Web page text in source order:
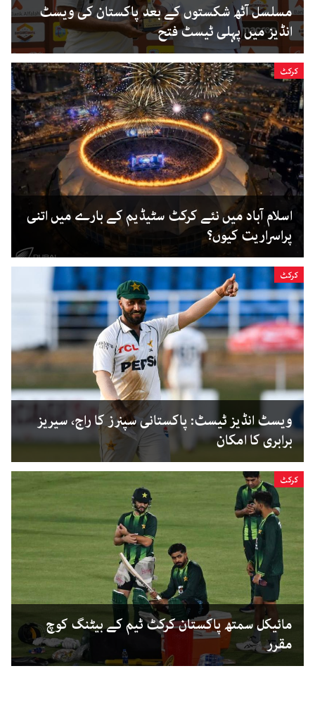
مسلسل آٹھ شکستوں کے بعد پاکستان کی ویسٹ
انڈیز میں پہلی ٹیسٹ فتح
کرکٹ
اسلام آباد میں نئے کرکٹ سٹیڈیم کے بارے میں اتنی
پراسراریت کیوں؟
کرکٹ
ویسٹ انڈیز ٹیسٹ: پاکستانی سپنرز کا راج، سیریز
برابری کا امکان
کرکٹ
مائیکل سمتھ پاکستان کرکٹ ٹیم کے بیٹنگ کوچ
مقرر